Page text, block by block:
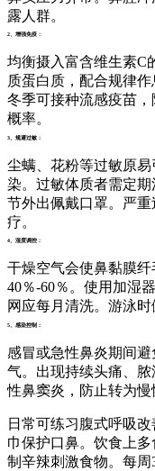
露人群。
2、增强免疫：
均衡摄入富含维生素C
质蛋白质，配合规律
冬季可接种流感疫苗
概率。
3、规避过敏：
尘螨、花粉等过敏原
染。过敏体质者需定
节外出佩戴口罩。严
疗。
4、湿度调控：
干燥空气会使鼻黏膜
40％-60％。使用加湿
网应每月清洗。游泳
5、感染控制：
感冒或急性鼻炎期间
气。出现持续头痛、
性鼻窦炎，防止转为慢
日常可练习腹式呼吸
巾保护口鼻。饮食上
制辛辣刺激食物。每